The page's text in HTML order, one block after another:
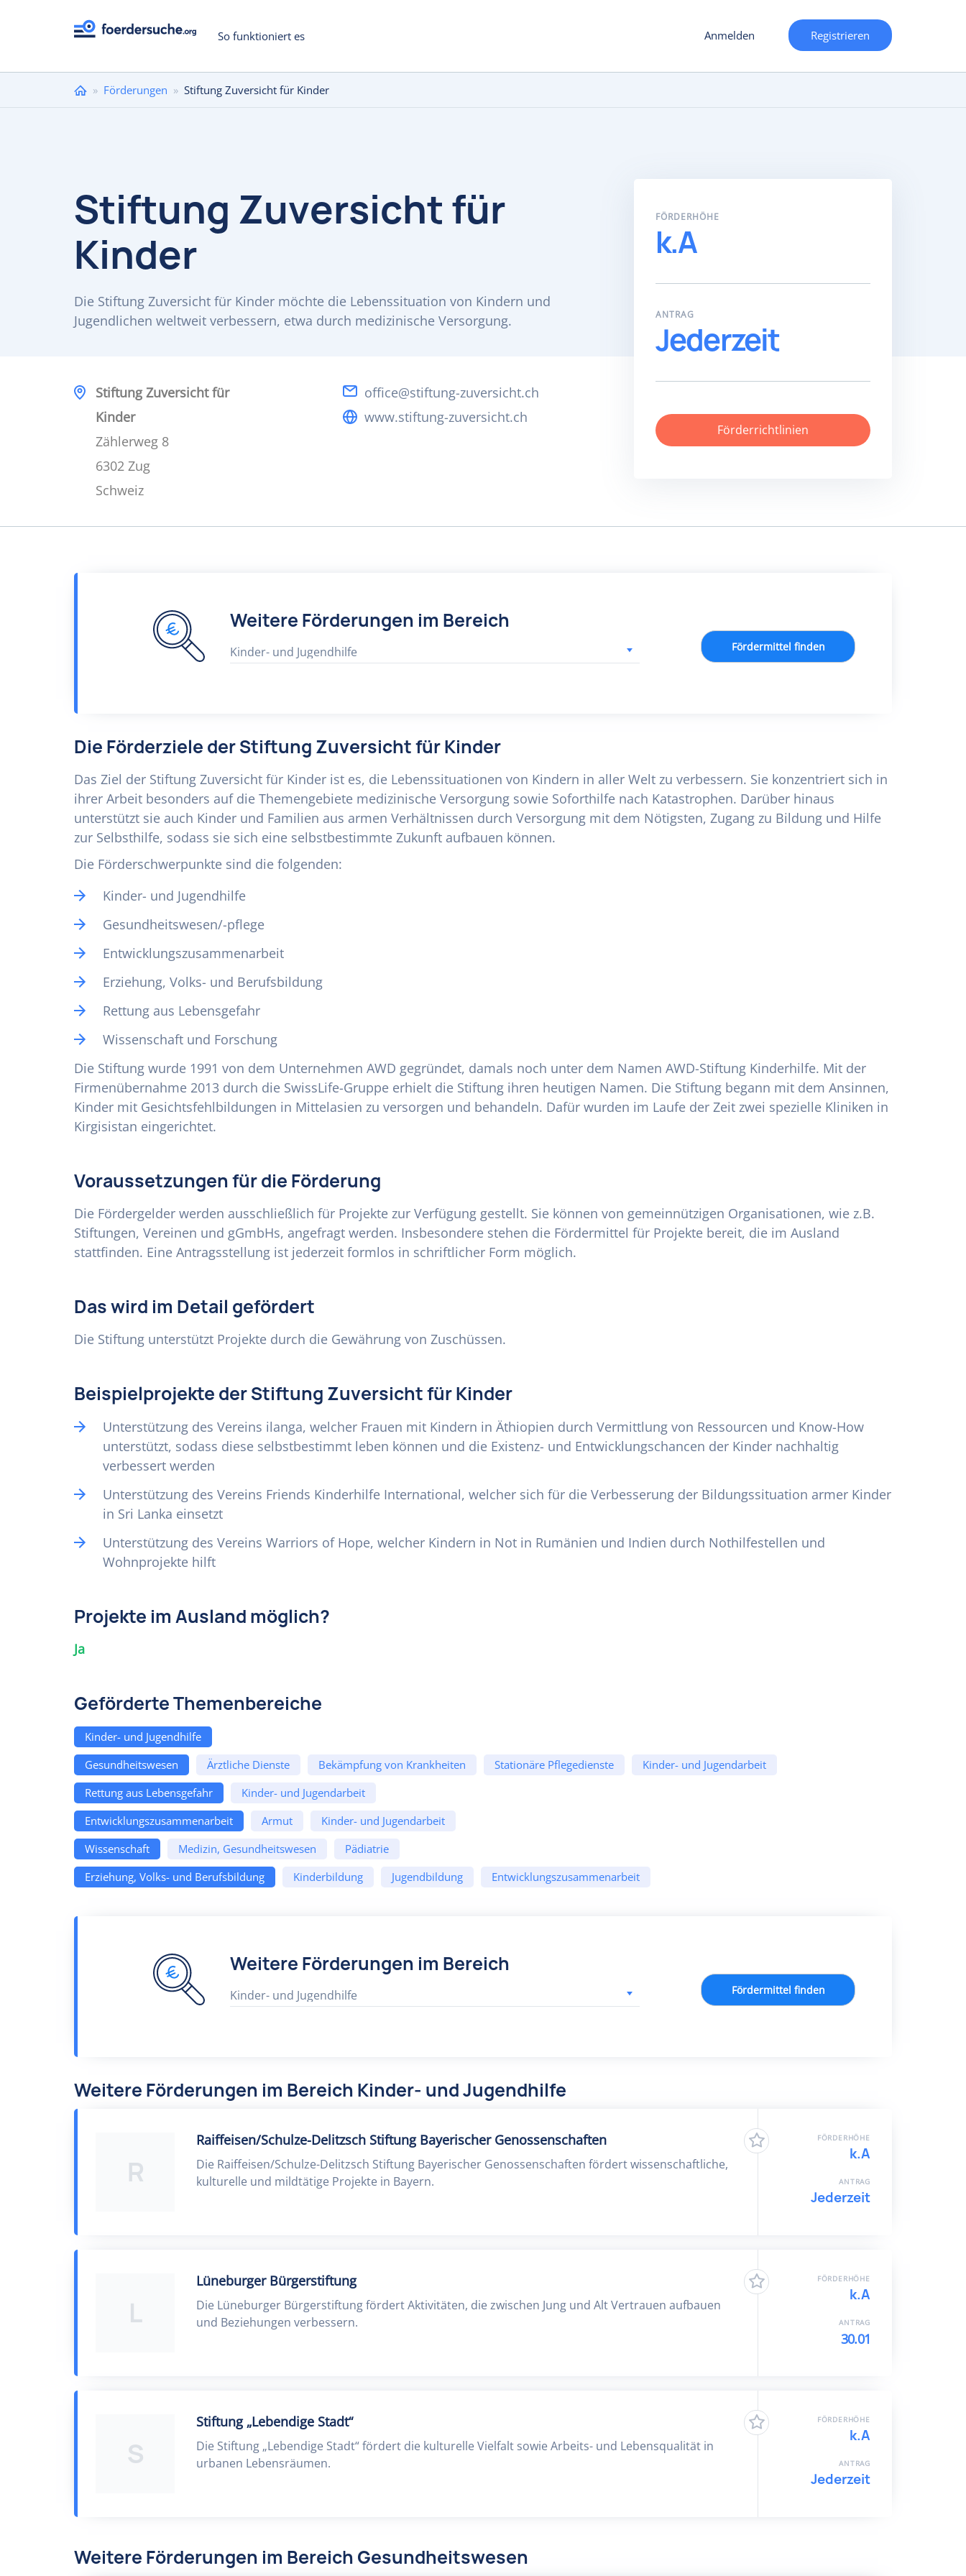
So funktioniert es Anmelden Registrieren
Sie
» Förderungen » Stiftung Zuversicht für Kinder
Stiftung Zuversicht für
Kinder
Die Stiftung Zuversicht für Kinder möchte die Lebenssituation von Kindern und
Jugendlichen weltweit verbessern, etwa durch medizinische Versorgung.
Stiftung Zuversicht für
Kinder
Zählerweg 8
6302 Zug
Schweiz
office@stiftung-zuversicht.ch
www.stiftung-zuversicht.ch
FÖRDERHÖHE
k.A
ANTRAG
Jederzeit
Förderrichtlinien
Weitere Förderungen im Bereich
Kinder- und Jugendhilfe Fördermittel finden
Die Förderziele der Stiftung Zuversicht für Kinder
Das Ziel der Stiftung Zuversicht für Kinder ist es, die Lebenssituationen von Kindern in aller Welt zu verbessern. Sie konzentriert sich in
ihrer Arbeit besonders auf die Themengebiete medizinische Versorgung sowie Soforthilfe nach Katastrophen. Darüber hinaus
unterstützt sie auch Kinder und Familien aus armen Verhältnissen durch Versorgung mit dem Nötigsten, Zugang zu Bildung und Hilfe
zur Selbsthilfe, sodass sie sich eine selbstbestimmte Zukunft aufbauen können.
Die Förderschwerpunkte sind die folgenden:
Kinder- und Jugendhilfe
Gesundheitswesen/-pflege
Entwicklungszusammenarbeit
Erziehung, Volks- und Berufsbildung
Rettung aus Lebensgefahr
Wissenschaft und Forschung
Die Stiftung wurde 1991 von dem Unternehmen AWD gegründet, damals noch unter dem Namen AWD-Stiftung Kinderhilfe. Mit der
Firmenübernahme 2013 durch die SwissLife-Gruppe erhielt die Stiftung ihren heutigen Namen. Die Stiftung begann mit dem Ansinnen,
Kinder mit Gesichtsfehlbildungen in Mittelasien zu versorgen und behandeln. Dafür wurden im Laufe der Zeit zwei spezielle Kliniken in
Kirgisistan eingerichtet.
Voraussetzungen für die Förderung
Die Fördergelder werden ausschließlich für Projekte zur Verfügung gestellt. Sie können von gemeinnützigen Organisationen, wie z.B.
Stiftungen, Vereinen und gGmbHs, angefragt werden. Insbesondere stehen die Fördermittel für Projekte bereit, die im Ausland
stattfinden. Eine Antragsstellung ist jederzeit formlos in schriftlicher Form möglich.
Das wird im Detail gefördert
Die Stiftung unterstützt Projekte durch die Gewährung von Zuschüssen.
Beispielprojekte der Stiftung Zuversicht für Kinder
Unterstützung des Vereins ilanga, welcher Frauen mit Kindern in Äthiopien durch Vermittlung von Ressourcen und Know-How
unterstützt, sodass diese selbstbestimmt leben können und die Existenz- und Entwicklungschancen der Kinder nachhaltig
verbessert werden
Unterstützung des Vereins Friends Kinderhilfe International, welcher sich für die Verbesserung der Bildungssituation armer Kinder
in Sri Lanka einsetzt
Unterstützung des Vereins Warriors of Hope, welcher Kindern in Not in Rumänien und Indien durch Nothilfestellen und
Wohnprojekte hilft
Projekte im Ausland möglich?
Ja
Geförderte Themenbereiche
Kinder- und Jugendhilfe
Gesundheitswesen
Ärztliche Dienste Bekämpfung von Krankheiten Stationäre Pflegedienste
Kinder- und Jugendarbeit
Rettung aus Lebensgefahr
Kinder- und Jugendarbeit
Entwicklungszusammenarbeit
Armut
Kinder- und Jugendarbeit
Wissenschaft
Medizin, Gesundheitswesen
Pädiatrie
Erziehung, Volks- und Berufsbildung
Kinderbildung Jugendbildung Entwicklungszusammenarbeit
Weitere Förderungen im Bereich
Kinder- und Jugendhilfe Fördermittel finden
Weitere Förderungen im Bereich Kinder- und Jugendhilfe
R
Raiffeisen/Schulze-Delitzsch Stiftung Bayerischer Genossenschaften
Die Raiffeisen/Schulze-Delitzsch Stiftung Bayerischer Genossenschaften fördert wissenschaftliche,
kulturelle und mildtätige Projekte in Bayern.
FÖRDERHÖHE
k.A
ANTRAG
Jederzeit
L
Lüneburger Bürgerstiftung
Die Lüneburger Bürgerstiftung fördert Aktivitäten, die zwischen Jung und Alt Vertrauen aufbauen
und Beziehungen verbessern.
FÖRDERHÖHE
k.A
ANTRAG
30.01
S
Stiftung „Lebendige Stadt“
Die Stiftung „Lebendige Stadt“ fördert die kulturelle Vielfalt sowie Arbeits- und Lebensqualität in
urbanen Lebensräumen.
FÖRDERHÖHE
k.A
ANTRAG
Jederzeit
Weitere Förderungen im Bereich Gesundheitswesen